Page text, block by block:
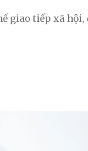
giao tiếp xã